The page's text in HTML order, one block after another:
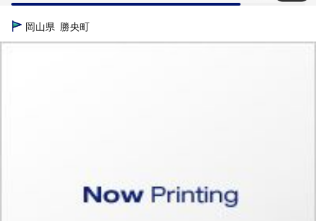
TOP
岡山県 勝央町